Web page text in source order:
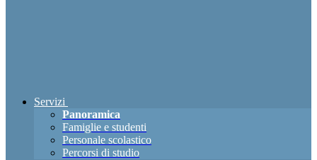
Servizi
Panoramica
Famiglie e studenti
Personale scolastico
Percorsi di studio